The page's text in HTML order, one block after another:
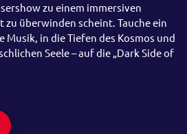
zu einem immersiven
zu überwinden scheint. Tauche ein
Musik, in die Tiefen des Kosmos und
Seele – auf die „Dark Side of